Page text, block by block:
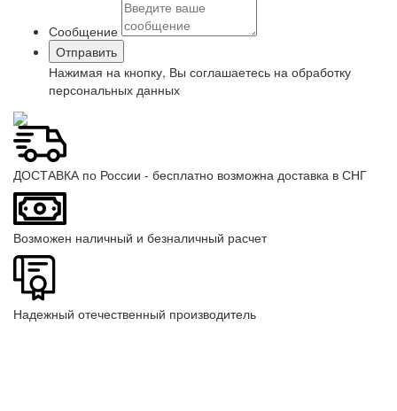
Сообщение
Нажимая на кнопку, Вы соглашаетесь на обработку
персональных данных
ДОСТАВКА по России - бесплатно возможна доставка в СНГ
Возможен наличный и безналичный расчет
Надежный отечественный производитель